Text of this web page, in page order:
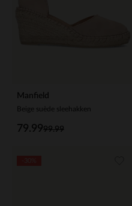
Manfield
Beige suède sleehakken
99.99
79.99